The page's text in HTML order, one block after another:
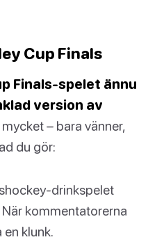
Cup Finals
Finals-spelet ännu
version av
– bara vänner,
du gör:
drinkspelet
kommentatorerna
klunk.